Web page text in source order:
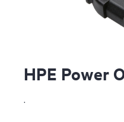
HPE Power
.